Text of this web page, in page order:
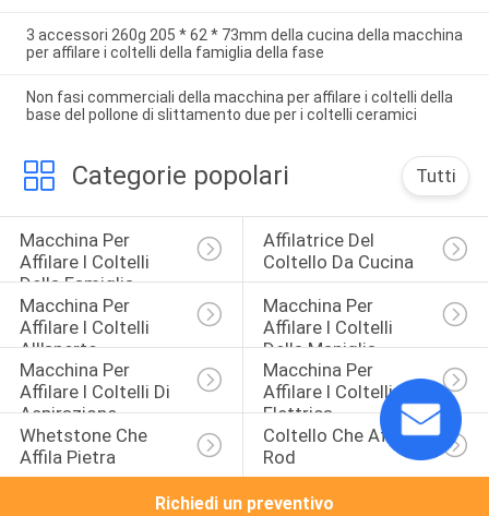
3 accessori 260g 205 * 62 * 73mm della cucina della macchina
per affilare i coltelli della famiglia della fase
Non fasi commerciali della macchina per affilare i coltelli della
base del pollone di slittamento due per i coltelli ceramici
Categorie popolari Tutti
Macchina Per
Affilare I Coltelli
Della Famiglia
Affilatrice Del
Coltello Da Cucina
Macchina Per
Affilare I Coltelli
All'aperto
Macchina Per
Affilare I Coltelli
Della Maniglia
Macchina Per
Affilare I Coltelli Di
Aspirazione
Macchina Per
Affilare I Coltelli
Elettrica
Whetstone Che
Affila Pietra
Coltello Che Affila
Rod
Richiedi un preventivo